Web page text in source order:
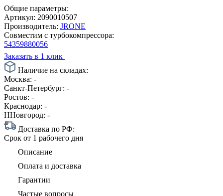
Общие параметры:
Артикул: 2090010507
Производитель: JRONE
Совместим с турбокомпрессора:
54359880056
Заказать в 1 клик
Наличие на складах:
Москва: -
Санкт-Петербург: -
Ростов: -
Краснодар: -
ННовгород: -
Доставка по РФ:
Срок от 1 рабочего дня
Описание
Оплата и доставка
Гарантии
Частые вопросы